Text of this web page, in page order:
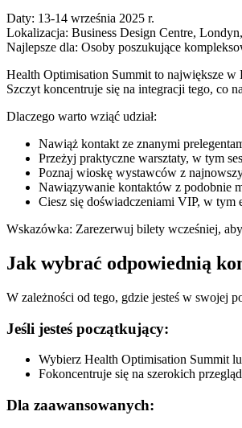
Daty: 13-14 września 2025 r.
Lokalizacja: Business Design Centre,
Najlepsze dla: Osoby poszukujące
Health Optimisation Summit to największe w
Szczyt koncentruje się na integracji tego, co
Dlaczego warto wziąć udział:
Nawiąż kontakt ze znanymi
Przeżyj praktyczne warsztaty, w tym
Poznaj wioskę wystawców z
Nawiązywanie kontaktów z podobnie
Ciesz się doświadczeniami VIP, w
Wskazówka: Zarezerwuj bilety wcześniej,
Jak wybrać odpowiednią
W zależności od tego, gdzie jesteś w swojej
Jeśli jesteś początkujący:
Wybierz Health Optimisation Summit
Fokoncentruje się na szerokich
Dla zaawansowanych: